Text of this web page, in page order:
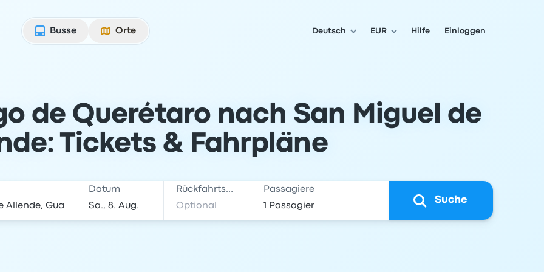
Busse
Orte Deutsch EUR Hilfe Einloggen
de Querétaro nach San Miguel de
Tickets & Fahrpläne
Datum Rückfahrtsdatum Passagiere
Suche